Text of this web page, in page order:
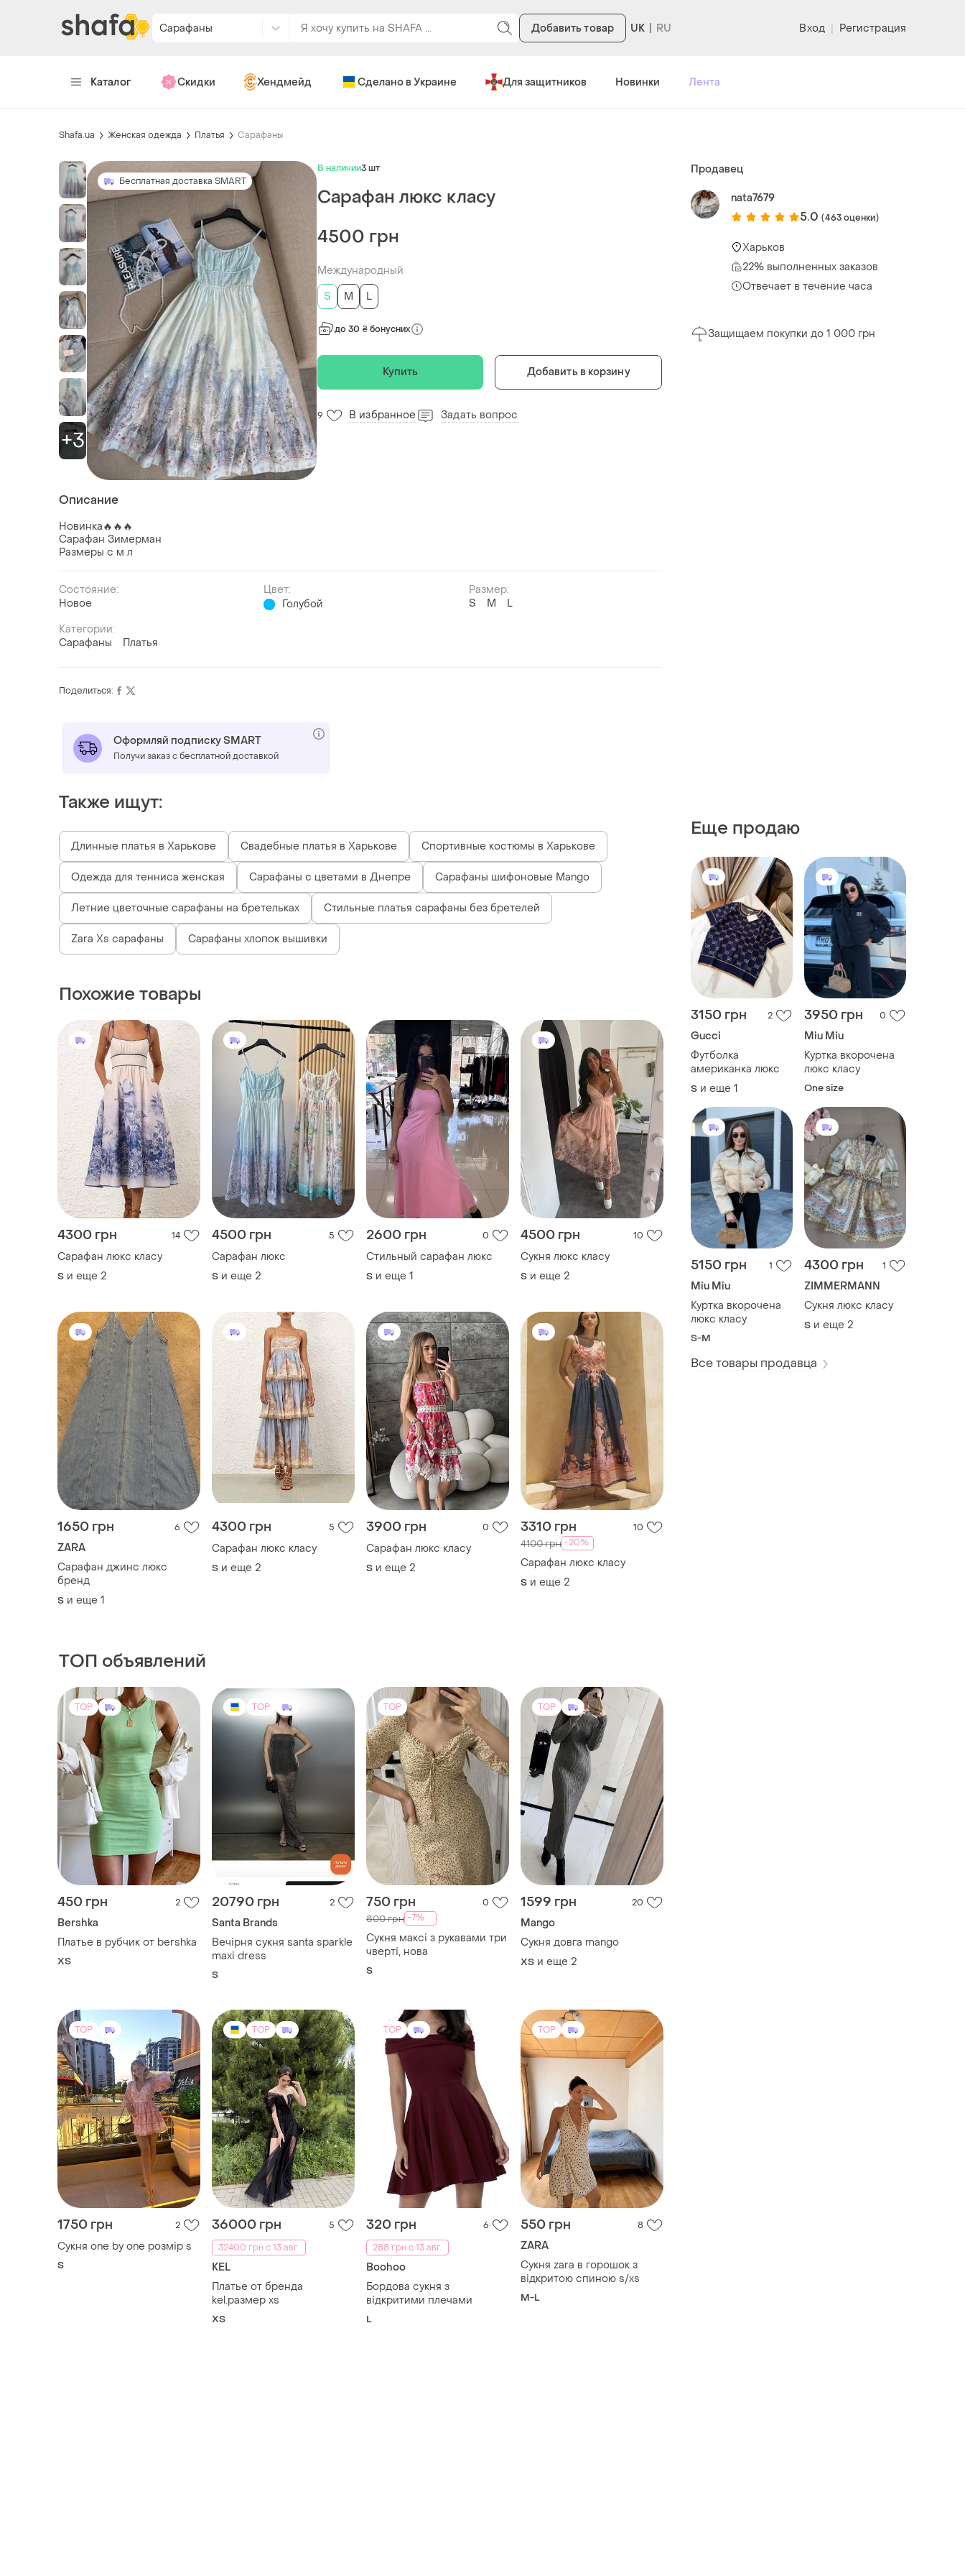
Сарафаны Добавить товар UK Вход | Регистрация
Каталог Скидки Хендмейд Сделано в Украине Для защитников Новинки Лента
Shafa.ua Женская одежда Платья Сарафаны
+3
Бесплатная доставка SMART
В наличии3 шт
Сарафан люкс класу
4500 грн
Международный
S
M L
до 30 ₴ бонусних
Купить Добавить в корзину
9 В избранное Задать вопрос
Описание
Новинка🔥🔥🔥
Сарафан Зимерман
Размеры с м л
Состояние:
Новое
Цвет:
Голубой
Размер:
S
M
L
Категории:
Сарафаны
Платья
Продавец
nata7679
5.0 (463 оценки)
Харьков
22% выполненных заказов
Отвечает в течение часа
Защищаем покупки до 1 000 грн
Еще продаю
3150 грн 2
Gucci
Футболка
американка люкс
S и еще 1
3950 грн 0
Miu Miu
Куртка вкорочена
люкс класу
One size
5150 грн 1
Miu Miu
Куртка вкорочена
люкс класу
S-M
4300 грн 1
ZIMMERMANN
Сукня люкс класу
S и еще 2
Все товары продавца
Поделиться:
Оформляй подписку SMART
Получи заказ с бесплатной доставкой
Также ищут:
Длинные платья в Харькове Свадебные платья в Харькове Спортивные костюмы в Харькове
Одежда для тенниса женская Сарафаны с цветами в Днепре Сарафаны шифоновые Mango
Летние цветочные сарафаны на бретельках Стильные платья сарафаны без бретелей
Zara Xs сарафаны Сарафаны хлопок вышивки
Похожие товары
4300 грн 14
Сарафан люкс класу
S и еще 2
4500 грн 5
Сарафан люкс
S и еще 2
2600 грн 0
Стильный сарафан люкс
S и еще 1
4500 грн 10
Сукня люкс класу
S и еще 2
1650 грн 6
ZARA
Сарафан джинс люкс
бренд
S и еще 1
4300 грн 5
Сарафан люкс класу
S и еще 2
3900 грн 0
Сарафан люкс класу
S и еще 2
3310 грн 10
4100 грн -20%
Сарафан люкс класу
S и еще 2
ТОП объявлений
TOP
450 грн 2
Bershka
Платье в рубчик от bershka
ХS
TOP
20790 грн 2
Santa Brands
Вечірня сукня santa sparkle
maxi dress
S
TOP
750 грн 0
800 грн -7%
Сукня максі з рукавами три
чверті, нова
S
TOP
1599 грн 20
Mango
Сукня довга mango
ХS и еще 2
TOP
1750 грн 2
Сукня one by one розмір s
S
TOP
36000 грн
5
32400 грн с 13 авг.
KEL
Платье от бренда
kel.размер xs
ХS
TOP
320 грн
6
288 грн с 13 авг.
Boohoo
Бордова сукня з
відкритими плечами
L
TOP
550 грн 8
ZARA
Сукня zara в горошок з
відкритою спиною s/xs
M-L